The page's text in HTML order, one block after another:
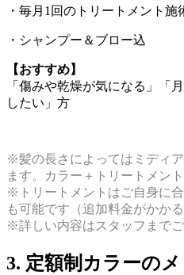
・毎月1回のトリートメント施
・シャンプー＆ブロー込
【おすすめ】
「傷みや乾燥が気になる」「
したい」方
※髪の長さによってはミディ
ます。カラー＋トリートメン
※トリートメントはご自身に
も可能です（追加料金がかか
※詳しい内容はスタッフまでご
3. 定額制カラーの